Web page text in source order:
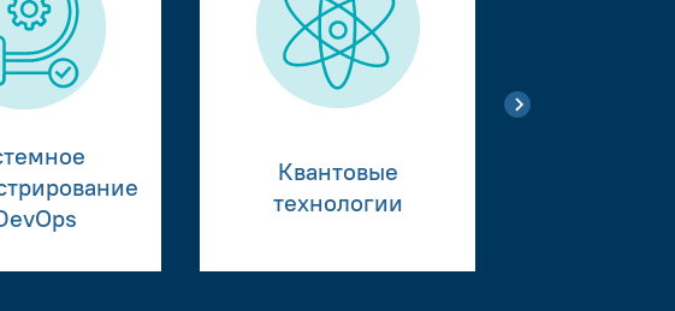
Квантовые
технологии